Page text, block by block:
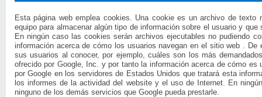
Esta página web emplea cookies. Una cookie es un archivo de
equipo para almacenar algún tipo de información sobre el usuario y
En ningún caso las cookies serán archivos ejecutables no pudiendo
información acerca de cómo los usuarios navegan en el sitio web .
sus usuarios al conocer, por ejemplo, cuáles son los más
ofrecido por Google, Inc. y por tanto la información acerca de cómo
por Google en los servidores de Estados Unidos que tratará esta
los informes de la actividad del website y el uso de Internet. En
ninguno de los demás servicios que Google pueda prestarle.